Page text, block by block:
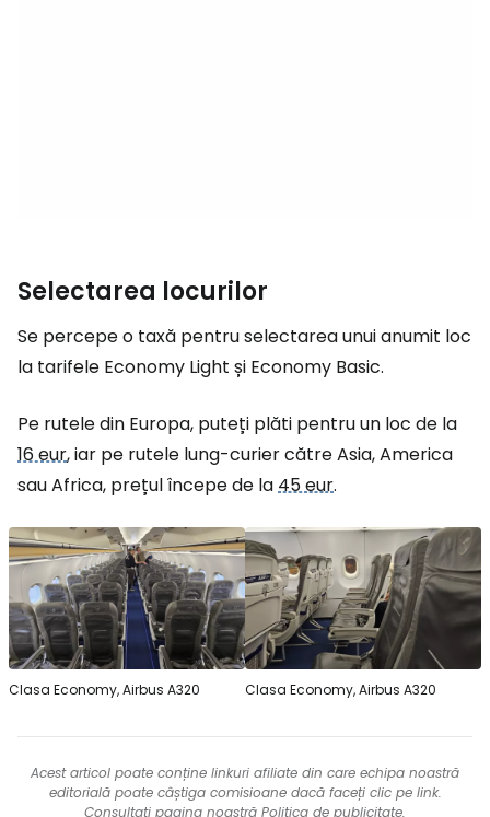
Selectarea locurilor
Se percepe o taxă pentru selectarea unui anumit loc
la tarifele Economy Light și Economy Basic.
Pe rutele din Europa, puteți plăti pentru un loc de la
16 eur, iar pe rutele lung-curier către Asia, America
sau Africa, prețul începe de la45 eur.
Clasa Economy, Airbus A320 Clasa Economy, Airbus A320
Acest articol poate conține linkuri afiliate din care echipa noastră
editorială poate câștiga comisioane dacă faceți clic pe link.
Consultați pagina noastră Politica de publicitate.